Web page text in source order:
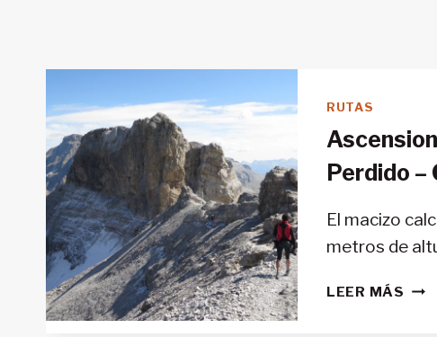
RUTAS
Perdido –
El macizo
metros de
LEER MÁS